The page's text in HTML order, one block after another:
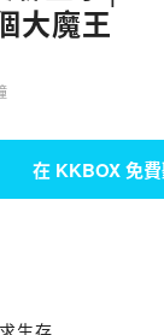
大魔王
在 KKBOX 免
生存